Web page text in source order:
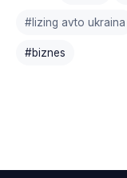
#lizing avto ukraina
#biznes